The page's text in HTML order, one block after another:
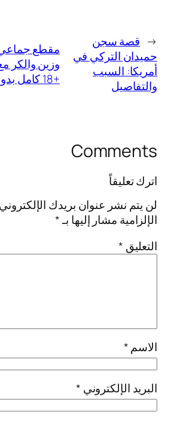
← قصة سجن
حميدان التركي في
أمريكا: السبب
والتفاصيل
مقطع
وزين
+18 كامل بدون حذف
Comments
اترك تعليقاً
لن يتم نشر عنوان بريدك
الإلزامية مشار إليها بـ*
التعليق *
الاسم*
البريد الإلكتروني *